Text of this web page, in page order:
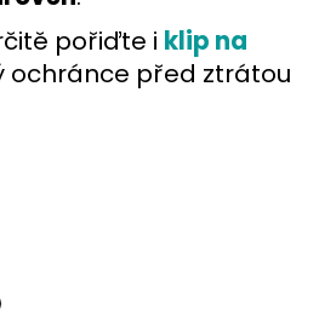
pořiďte i klip na
ochránce před ztrátou